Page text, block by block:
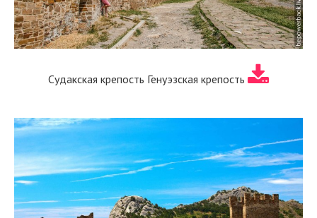
Судакская крепость Генуэзская крепость